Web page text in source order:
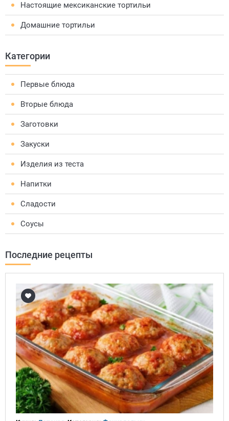
Настоящие мексиканские тортильи
Домашние тортильи
Категории
Первые блюда
Вторые блюда
Заготовки
Закуски
Изделия из теста
Напитки
Сладости
Соусы
Последние рецепты